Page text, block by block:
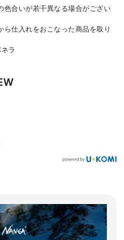
合いが若干異なる場合がござい
仕入れをおこなった商品を取り
ラ